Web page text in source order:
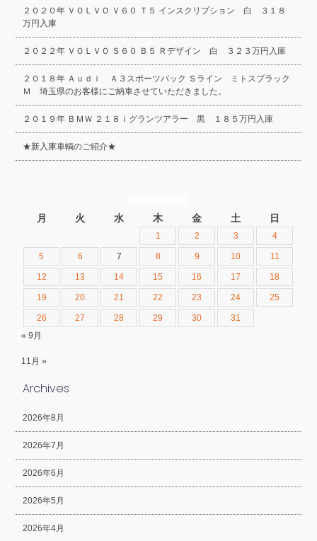
２０２０年 ＶＯＬＶＯ Ｖ６０ Ｔ５ インスクリプション 白 ３１８
万円入庫
２０２２年 ＶＯＬＶＯ Ｓ６０ Ｂ５ Ｒデザイン 白 ３２３万円入庫
２０１８年 Ａｕｄｉ Ａ３スポーツバック Ｓライン ミトスブラック
Ｍ 埼玉県のお客様にご納車させていただきました。
２０１９年 ＢＭＷ ２１８ｉグランツアラー 黒 １８５万円入庫
★新入庫車輌のご紹介★
月 火 水 木 金 土 日
1 2 3 4
5 6 7 8 9 10 11
12 13 14 15 16 17 18
19 20 21 22 23 24 25
26 27 28 29 30
31
« 9月
11月 »
Archives
2026年8月
2026年7月
2026年6月
2026年5月
2026年4月